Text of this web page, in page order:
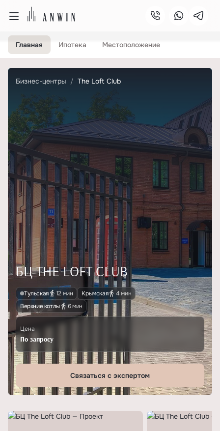
Главная Ипотека Местоположение
Бизнес-центры The Loft Club
БЦ THE LOFT CLUB
Тульская 12 мин Крымская
4 мин
Верхние котлы
6 мин
Цена
По запросу
Связаться с экспертом